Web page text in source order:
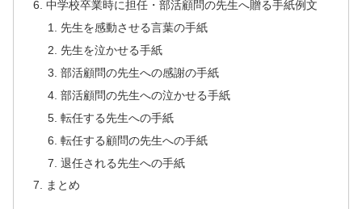
中学校卒業時に担任・部活顧問の先生へ贈る手紙例文
先生を感動させる言葉の手紙
先生を泣かせる手紙
部活顧問の先生への感謝の手紙
部活顧問の先生への泣かせる手紙
転任する先生への手紙
転任する顧問の先生への手紙
退任される先生への手紙
まとめ